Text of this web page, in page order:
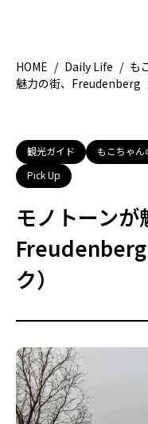
地域別ガイド
観光ガイド
ライフスタイル
著者一覧
ライター募集
HOME / Daily Life / も
魅力の街、Freudenberg
観光ガイド もこちゃん
Pick Up
モノトーンが
ク）